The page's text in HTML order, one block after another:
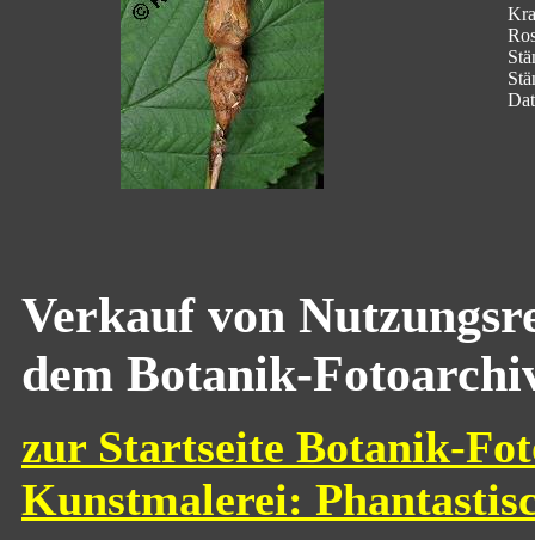
Verkauf von
dem Botanik-
zur Startseite Botanik-
Kunstmalerei: